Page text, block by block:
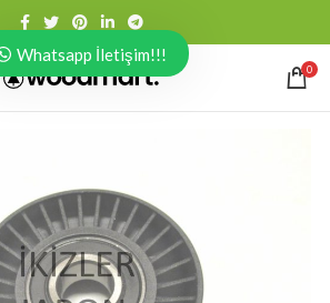
0
Whatsapp İletişim!!!